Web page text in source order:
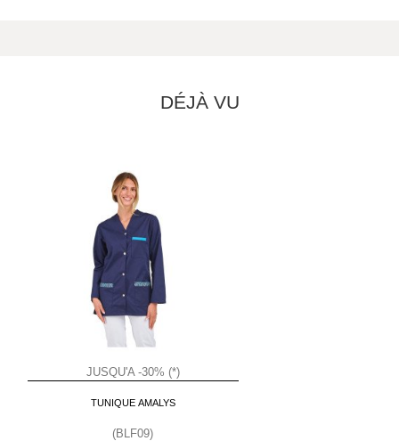
DÉJÀ VU
JUSQU'A -30% (*)
TUNIQUE AMALYS
(BLF09)